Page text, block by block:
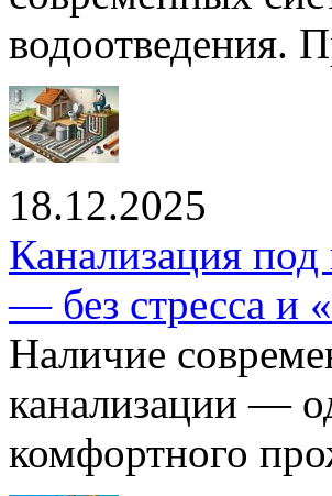
водоотведения.
18.12.2025
Канализация
— без стресса и
Наличие
канализации —
комфортного